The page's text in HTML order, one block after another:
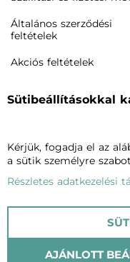
Általános szerződési
feltételek
Akciós feltételek
visszaküldés
Arcápolás
Testápolás
Phytomake-up
Sütibeállításokkal
Kérjük, fogadja el az
a sütik személyre
Részletes adatkezelési
AJÁNLOTT